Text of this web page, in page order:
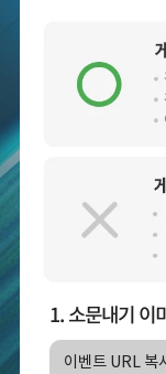
1. 소문내기 이
이벤트 URL 복